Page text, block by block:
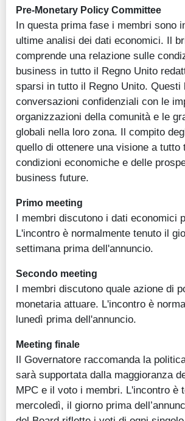
Pre-Monetary Policy Committee
In questa prima fase i membri sono
ultime analisi dei dati economici. Il
comprende una relazione sulle
business in tutto il Regno Unito
sparsi in tutto il Regno Unito. Questi
conversazioni confidenziali con le
organizzazioni della comunità e le
globali nella loro zona. Il compito
quello di ottenere una visione a tutto
condizioni economiche e delle
business future.
Primo meeting
I membri discutono i dati economici
L'incontro è normalmente tenuto il
settimana prima dell'annuncio.
Secondo meeting
I membri discutono quale azione di
monetaria attuare. L'incontro è
lunedì prima dell'annuncio.
Meeting finale
Il Governatore raccomanda la
sarà supportata dalla maggioranza
MPC e il voto i membri. L'incontro è
mercoledì, il giorno prima